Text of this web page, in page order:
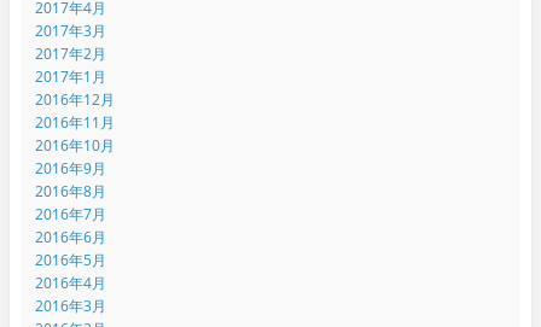
2017年4月
2017年3月
2017年2月
2017年1月
2016年12月
2016年11月
2016年10月
2016年9月
2016年8月
2016年7月
2016年6月
2016年5月
2016年4月
2016年3月